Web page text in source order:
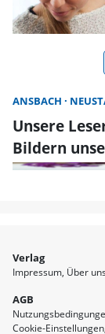
ANSBACH
Unsere
Bildern
Verlag
Impressum Über
AGB
Cookie-Einstellungen